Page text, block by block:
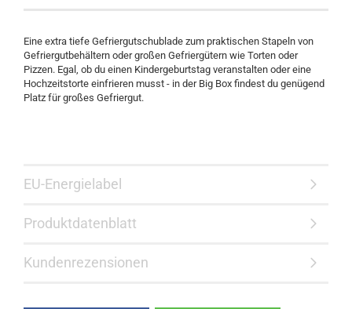
Eine extra tiefe Gefriergutschublade zum praktischen Stapeln von
Gefriergutbehältern oder großen Gefriergütern wie Torten oder
Pizzen. Egal, ob du einen Kindergeburtstag veranstalten oder eine
Hochzeitstorte einfrieren musst - in der Big Box findest du genügend
Platz für großes Gefriergut.
EU-Energielabel
Produktdatenblatt
Kundenrezensionen